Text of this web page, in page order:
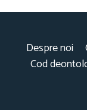
Despre noi
Cod